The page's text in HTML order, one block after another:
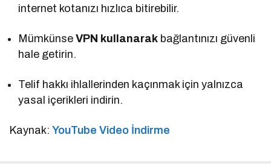
internet kotanızı hızlıca bitirebilir.
MümkünseVPN kullanarak bağlantınızı güvenli
hale getirin.
Telif hakkı ihlallerinden kaçınmak için yalnızca
yasal içerikleri indirin.
Kaynak:YouTube Video İndirme